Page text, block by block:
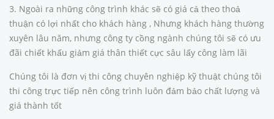
3. Ngoài ra những công trình khác sẽ có giá cả theo thoả
thuận có lợi nhất cho khách hàng , Nhưng khách hàng thường
xuyên lâu năm, nhưng công ty cồng ngành chúng tôi sẽ có ưu
đãi chiết khấu giảm giá thân thiết cực sâu lấy công làm lãi
Chúng tôi là đơn vị thi công chuyên nghiệp kỹ thuật chúng tôi
thi công trực tiếp nên công trình luôn đảm bảo chất lượng và
giá thành tốt